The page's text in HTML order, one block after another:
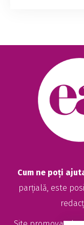
Cum ne poți
parțială, este